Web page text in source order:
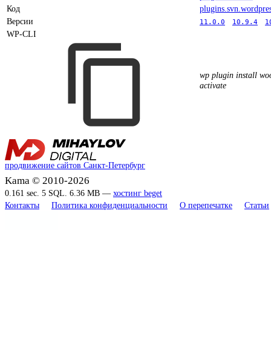
Код
Версии
11.0.0 10.9.4
WP-CLI
wp plugin install
activate
продвижение сайтов Санкт-Петербург
Kama © 2010-2026
0.161 sec. 5 SQL. 6.36 MB — хостинг beget
Контакты
Политика конфиденциальности О перепечатке Статьи